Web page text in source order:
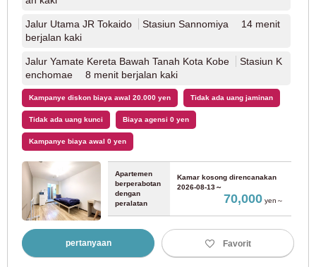
Jalur Utama JR Tokaido
Stasiun Sannomiya 14 menit
berjalan kaki
Jalur Yamate Kereta Bawah Tanah Kota Kobe
Stasiun K
enchomae 8 menit berjalan kaki
Kampanye diskon biaya awal 20.000 yen Tidak ada uang jaminan
Tidak ada uang kunci Biaya agensi 0 yen
Kampanye biaya awal 0 yen
Apartemen
berperabotan
dengan
peralatan
Kamar kosong direncanakan
2026-08-13～
70,000yen～
pertanyaan Favorit
Jalur Toei Asakusa (27)
Kapal Nippori/Toneri (20)
Jalur Toden Arakawa (21)
Perusahaan Tokyu
Jalur Tokyu Toyoko (93)
Jalur Tokyu Denentoshi (66)
(43)
Ming
Seni
Sela
sa
Rabu
Kami
s
Jum
Agustus
3 7
9
10 11 13 14
15
Untuk pelanggan yang mencari kamar
03-6712-4346
Hanya untuk calon penghuni dan penghuni